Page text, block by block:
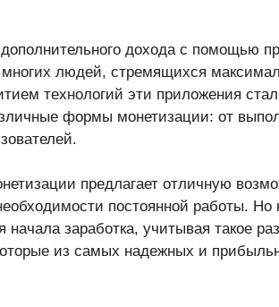
дохода с помощью
многих людей, стремящихся
технологий эти приложения
формы монетизации: от
предлагает отличную
постоянной работы. Но
начала заработка, учитывая такое
из самых надежных и